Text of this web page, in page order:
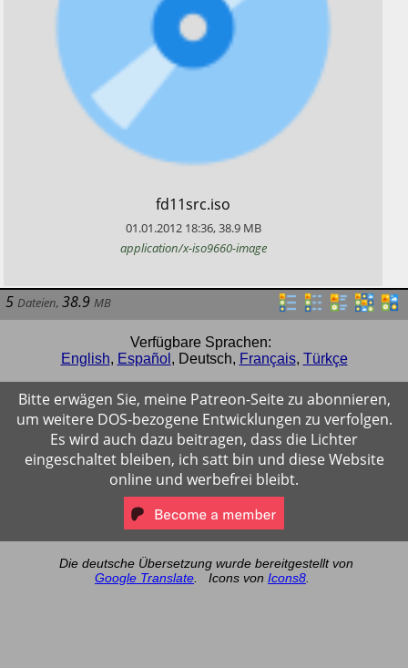
​fd11src.iso
01.01.2012 18:36,38.9 MB
application/x-iso9660-image
5 Dateien, 38.9 MB
Verfügbare Sprachen:
English, Español , Deutsch, Français, Türkçe
Bitte erwägen Sie, meine Patreon-Seite zu abonnieren,
um weitere DOS-bezogene Entwicklungen zu verfolgen.
Es wird auch dazu beitragen, dass die Lichter
eingeschaltet bleiben, ich satt bin und diese Website
online und werbefrei bleibt.
Die deutsche Übersetzung wurde bereitgestellt von
Google Translate
Icons von Icons8